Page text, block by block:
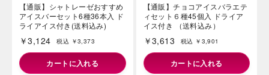
【通販】シャトレーゼおすすめ
アイスバーセット6種36本入 ド
ライアイス付き(送料込み)
￥3,124 税込 ￥3,373
カートに入れる
【通販】チョコアイスバラエテ
ィセット６種45個入 ドライア
イス付き （送料込み）
￥3,613 税込 ￥3,901
カートに入れる